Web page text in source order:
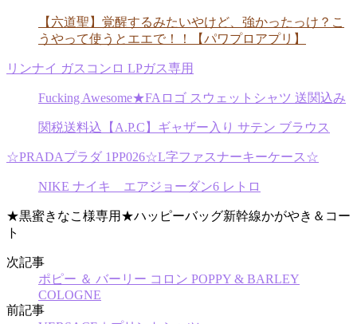
【六道聖】覚醒するみたいやけど、強かったっけ？こ
うやって使うとエエで！！【パワプロアプリ】
リンナイ ガスコンロ LPガス専用
Fucking Awesome★FAロゴ スウェットシャツ 送関込み
関税送料込【A.P.C】ギャザー入り サテン ブラウス
☆PRADAプラダ 1PP026☆L字ファスナーキーケース☆
NIKE ナイキ エアジョーダン6 レトロ
★黒蜜きなこ様専用★ハッピーバッグ新幹線かがやき＆コー
ト
次記事
ポピー ＆ バーリー コロン POPPY & BARLEY
COLOGNE
前記事